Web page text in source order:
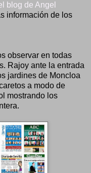
blog de Angel
información de los
observar en todas
Rajoy ante la entrada
jardines de Moncloa
a modo de
mostrando los